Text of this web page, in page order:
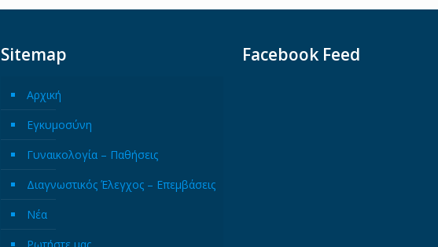
Sitemap
Αρχική
Εγκυμοσύνη
Γυναικολογία – Παθήσεις
Διαγνωστικός Έλεγχος – Επεμβάσεις
Νέα
Facebook Feed